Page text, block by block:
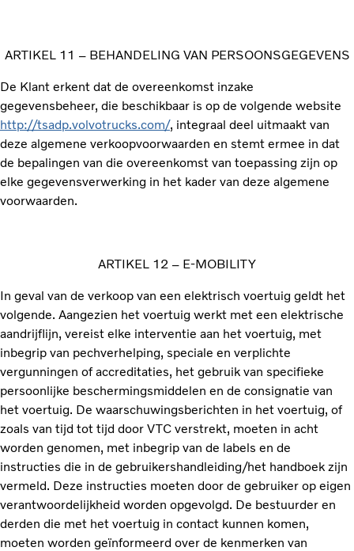
ARTIKEL 11 – BEHANDELING VAN PERSOONSGEGEVENS
De Klant erkent dat de overeenkomst inzake
gegevensbeheer, die beschikbaar is op de volgende website
http://tsadp.volvotrucks.com/, integraal deel uitmaakt van
deze algemene verkoopvoorwaarden en stemt ermee in dat
de bepalingen van die overeenkomst van toepassing zijn op
elke gegevensverwerking in het kader van deze algemene
voorwaarden.
ARTIKEL 12 – E-MOBILITY
In geval van de verkoop van een elektrisch voertuig geldt het
volgende. Aangezien het voertuig werkt met een elektrische
aandrijflijn, vereist elke interventie aan het voertuig, met
inbegrip van pechverhelping, speciale en verplichte
vergunningen of accreditaties, het gebruik van specifieke
persoonlijke beschermingsmiddelen en de consignatie van
het voertuig. De waarschuwingsberichten in het voertuig, of
zoals van tijd tot tijd door VTC verstrekt, moeten in acht
worden genomen, met inbegrip van de labels en de
instructies die in de gebruikershandleiding/het handboek zijn
vermeld. Deze instructies moeten door de gebruiker op eigen
verantwoordelijkheid worden opgevolgd. De bestuurder en
derden die met het voertuig in contact kunnen komen,
moeten worden geïnformeerd over de kenmerken van